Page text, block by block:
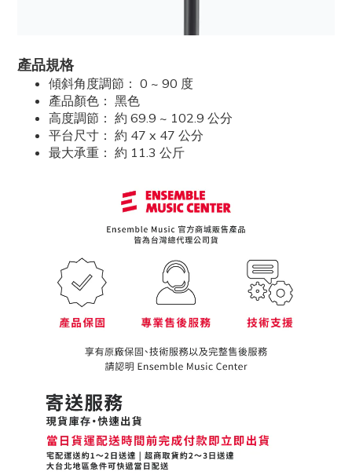
產品規格
傾斜角度調節： 0 ~ 90 度
產品顏色： 黑色
高度調節： 約 69.9 ~ 102.9 公分
平台尺寸： 約 47 x 47 公分
最大承重： 約 11.3 公斤